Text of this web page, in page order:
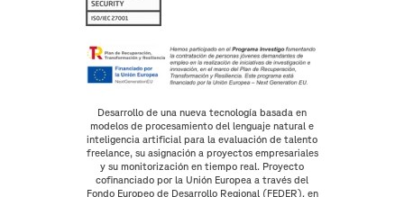
Desarrollo de una nueva tecnología basada en
modelos de procesamiento del lenguaje natural e
inteligencia artificial para la evaluación de talento
freelance, su asignación a proyectos empresariales
y su monitorización en tiempo real. Proyecto
cofinanciado por la Unión Europea a través del
Fondo Europeo de Desarrollo Regional (FEDER), en